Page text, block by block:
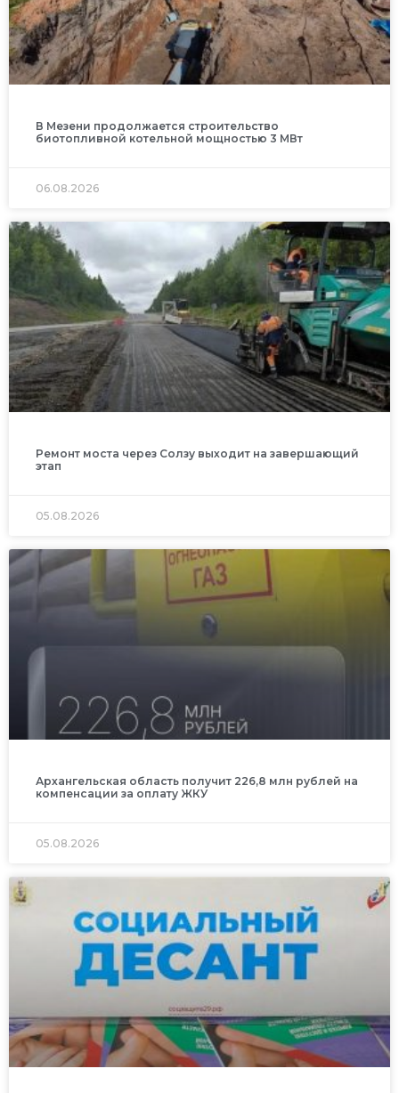
В Мезени продолжается строительство
биотопливной котельной мощностью 3 МВт
06.08.2026
Ремонт моста через Солзу выходит на завершающий
этап
05.08.2026
Архангельская область получит 226,8 млн рублей на
компенсации за оплату ЖКУ
05.08.2026